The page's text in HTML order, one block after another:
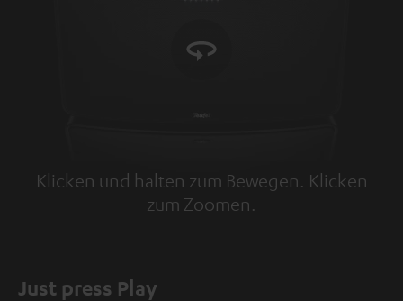
Klicken und halten zum Bewegen. Klicken
zum Zoomen.
Tap to zoom
Just press Play